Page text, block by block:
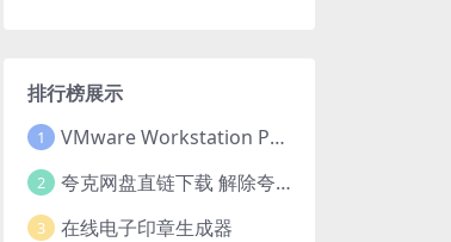
排行榜展示
1 VMware Workstation Pro 16 永久激活密钥(序列号)
2 夸克网盘直链下载 解除夸克网盘下载限制 油猴脚本
3 在线电子印章生成器